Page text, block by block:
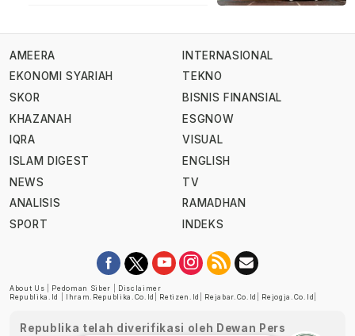
AMEERA
EKONOMI SYARIAH
SKOR
KHAZANAH
IQRA
ISLAM DIGEST
NEWS
ANALISIS
SPORT
INTERNASIONAL
TEKNO
BISNIS FINANSIAL
ESGNOW
VISUAL
ENGLISH
TV
RAMADHAN
INDEKS
About Us Pedoman Siber
Disclaimer
Republika.id
Ihram.republika.co.id Retizen.id Rejabar.co.id Rejogja.co.id
Republika telah diverifikasi oleh Dewan Pers